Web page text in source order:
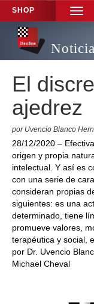
SHOP
El
ajedrez
por Uvencio Blanco
28/12/2020 –
origen y propia
intelectual. Y así es
con una serie de
consideran propias
siguientes: es una
determinado, tiene
promueve valores,
terapéutica y social,
por Dr. Uvencio
Michael Cheval